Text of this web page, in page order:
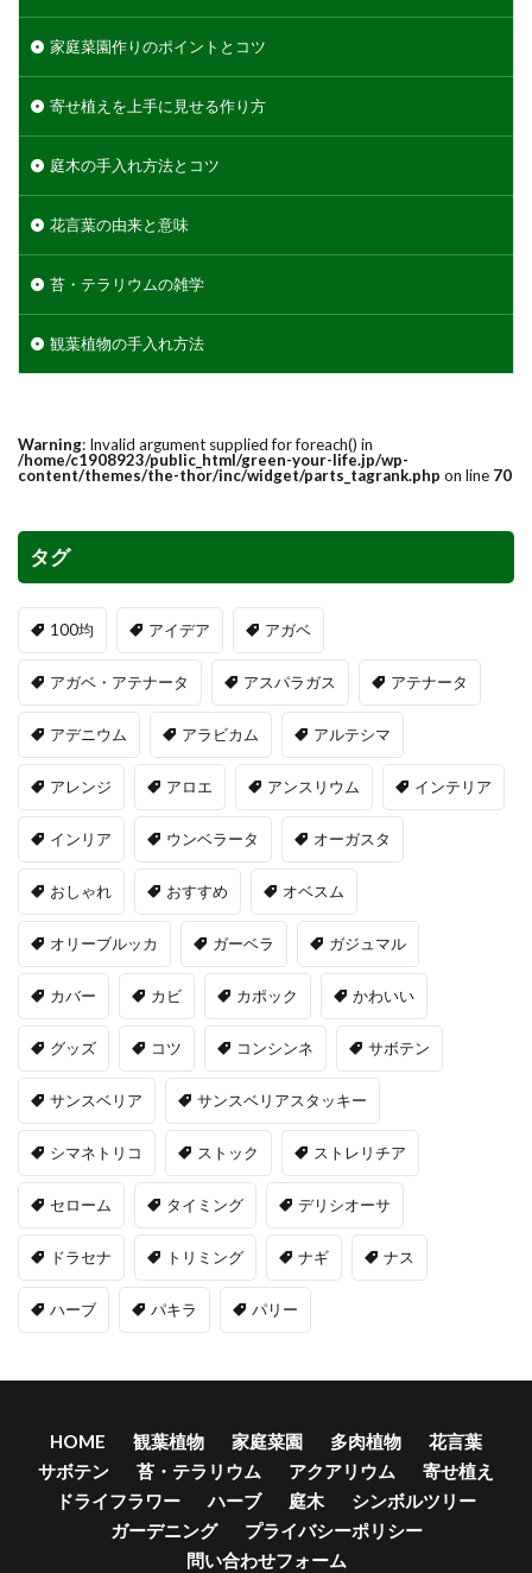
家庭菜園作りのポイントとコツ
寄せ植えを上手に見せる作り方
庭木の手入れ方法とコツ
花言葉の由来と意味
苔・テラリウムの雑学
観葉植物の手入れ方法
Warning: Invalid argument supplied for foreach() in
/home/c1908923/public_html/green-your-life.jp/wp-
content/themes/the-thor/inc/widget/parts_tagrank.php on line 70
タグ
100均 アイデア アガベ
アガベ・アテナータ アスパラガス アテナータ
アデニウム アラビカム アルテシマ
アレンジ アロエ アンスリウム インテリア
インリア ウンベラータ オーガスタ
おしゃれ おすすめ オベスム
オリーブルッカ ガーベラ ガジュマル
カバー カビ カポック かわいい
グッズ コツ コンシンネ サボテン
サンスベリア サンスベリアスタッキー
シマネトリコ ストック ストレリチア
セローム タイミング デリシオーサ
ドラセナ トリミング ナギ ナス
ハーブ パキラ パリー
HOME 観葉植物 家庭菜園 多肉植物
花言葉
サボテン
苔・テラリウム アクアリウム
寄せ植え
ドライフラワー
ハーブ 庭木
シンボルツリー
ガーデニング
プライバシーポリシー
問い合わせフォーム